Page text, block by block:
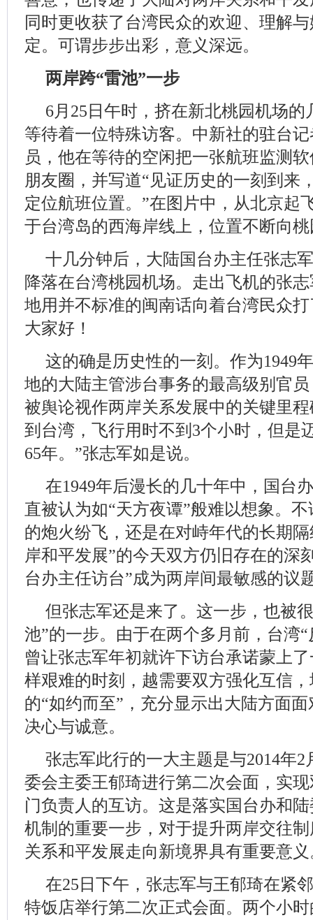
同时更收获了台湾民众的欢迎、理解
定。可谓步步出彩，意义深远。
两岸跨“雷池”一步
6月25日午时，挤在新北桃园机场
等待着一位特殊访客。中新社的驻台
员，他在等待的空闲把一张航班监测
朋友圈，并写道“见证历史的一刻到来
定位航班位置。”在图片中，从北京起
于台湾岛的西海岸线上，位置不断向
十几分钟后，大陆国台办主任张志
降落在台湾桃园机场。走出飞机的张
地用并不标准的闽南话向着台湾民众
大家好！
这的确是历史性的一刻。作为1949
地的大陆主管涉台事务的最高级别官
被舆论视作两岸关系发展中的关键里
到台湾，飞行用时不到3个小时，但是
65年。”张志军如是说。
在1949年后漫长的几十年中，国台
直被认为如“天方夜谭”般难以想象。
的炮火纷飞，还是在对峙年代的长期
岸和平发展”的今天双方仍旧存在的深
台办主任访台”成为两岸间最敏感的议
但张志军还是来了。这一步，也被
池”的一步。由于在两个多月前，台湾
曾让张志军年初就许下访台承诺蒙上
样艰难的时刻，越需要双方强化互信
的“如约而至”，充分显示出大陆方面
决心与诚意。
张志军此行的一大主题是与2014年
委会主委王郁琦进行第二次会面，实
门负责人的互访。这是落实国台办和
机制的重要一步，对于提升两岸交往
关系和平发展走向新境界具有重要意
在25日下午，张志军与王郁琦在紧
特饭店举行第二次正式会面。两个小